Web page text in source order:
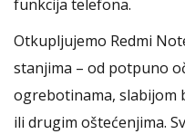
funkcija telefona.
Otkupljujemo Redmi
stanjima – od potpuno
ogrebotinama, slabijom
ili drugim oštećenjima.